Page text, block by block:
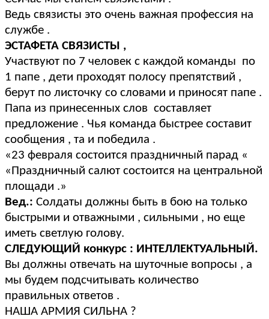
Ведь связисты это очень важная профессия на
службе .
ЭСТАФЕТА СВЯЗИСТЫ ,
Участвуют по 7 человек с каждой команды по
1 папе , дети проходят полосу препятствий ,
берут по листочку со словами и приносят папе .
Папа из принесенных слов составляет
предложение . Чья команда быстрее составит
сообщения , та и победила .
«23 февраля состоится праздничный парад «
«Праздничный салют состоится на центральной
площади .»
Вед.: Солдаты должны быть в бою на только
быстрыми и отважными , сильными , но еще
иметь светлую голову.
СЛЕДУЮЩИЙ конкурс : ИНТЕЛЛЕКТУАЛЬНЫЙ.
Вы должны отвечать на шуточные вопросы , а
мы будем подсчитывать количество
правильных ответов .
НАША АРМИЯ СИЛЬНА ?